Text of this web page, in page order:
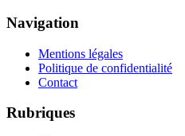
Navigation
Mentions légales
Politique de confidentialité
Contact
Rubriques